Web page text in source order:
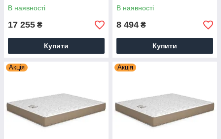
В наявності
17 255 ₴
Купити
В наявності
8 494 ₴
Купити
Акція Акція